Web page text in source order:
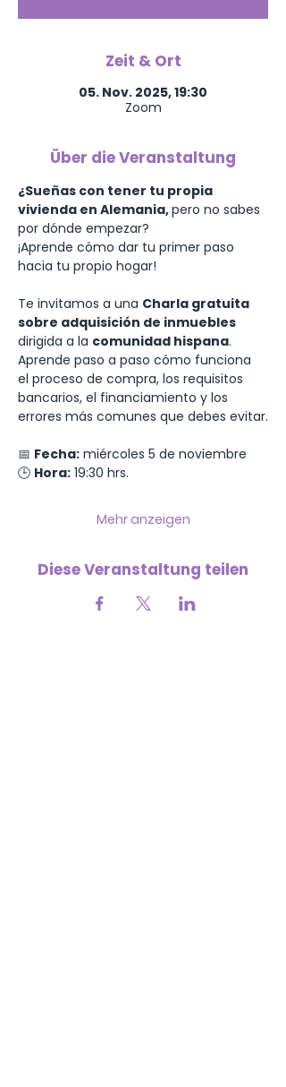
Zeit & Ort
05. Nov. 2025, 19:30
Zoom
Über die Veranstaltung
¿Sueñas con tener tu propia
vivienda en Alemania, pero no sabes
por dónde empezar?
¡Aprende cómo dar tu primer paso
hacia tu propio hogar!
Te invitamos a una Charla gratuita
sobre adquisición de inmuebles
dirigida a la comunidad hispana.
Aprende paso a paso cómo funciona
el proceso de compra, los requisitos
bancarios, el financiamiento y los
errores más comunes que debes evitar.
📅 Fecha: miércoles 5 de noviembre
🕒 Hora: 19:30 hrs.
Mehr anzeigen
Diese Veranstaltung teilen